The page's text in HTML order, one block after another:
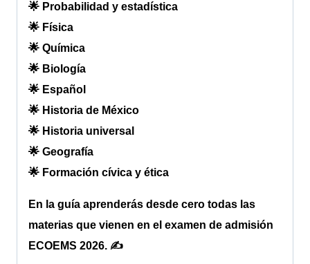
🌟 Probabilidad y estadística
🌟 Física
🌟 Química
🌟 Biología
🌟 Español
🌟 Historia de México
🌟 Historia universal
🌟 Geografía
🌟 Formación cívica y ética
En la guía aprenderás desde cero todas las
materias que vienen en el examen de admisión
ECOEMS 2026. ✍️